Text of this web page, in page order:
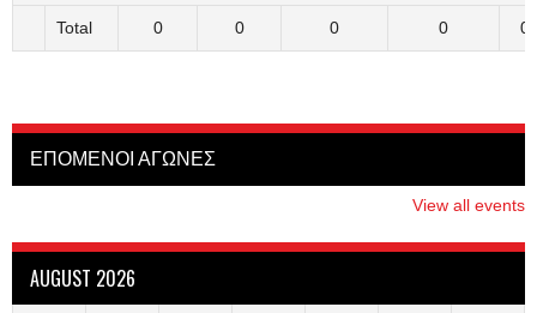
Total 0 0 0 0 0
ΕΠΟΜΕΝΟΙ ΑΓΩΝΕΣ
View all events
AUGUST 2026